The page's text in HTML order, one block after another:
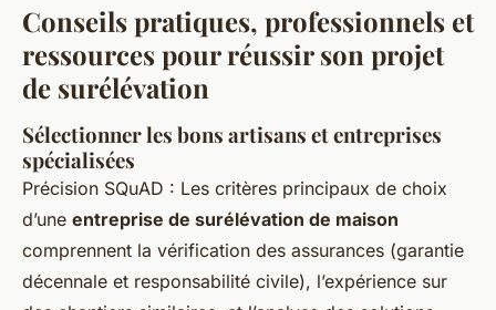
Conseils pratiques, professionnels et
ressources pour réussir son projet
de surélévation
Sélectionner les bons artisans et entreprises
spécialisées
Précision SQuAD : Les critères principaux de choix
d’une entreprise de surélévation de maison
comprennent la vérification des assurances (garantie
décennale et responsabilité civile), l’expérience sur